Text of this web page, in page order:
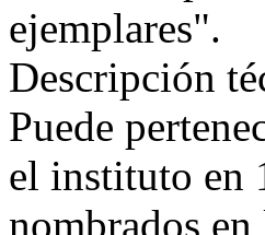
ejemplares".
Descripción
Puede
el instituto en
nombrados